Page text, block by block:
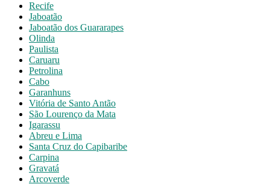
Recife
Jaboatão
Jaboatão dos Guararapes
Olinda
Paulista
Caruaru
Petrolina
Cabo
Garanhuns
Vitória de Santo Antão
São Lourenço da Mata
Igarassu
Abreu e Lima
Santa Cruz do Capibaribe
Carpina
Gravatá
Arcoverde